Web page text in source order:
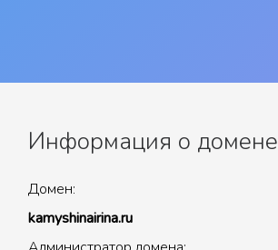
Информация о домене
Домен:
kamyshinairina.ru